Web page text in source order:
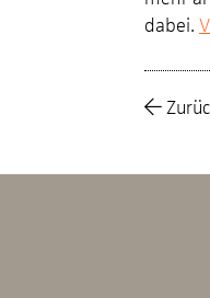
dabei.